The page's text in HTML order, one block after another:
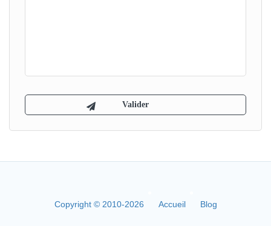
Copyright © 2010-2026 Accueil Blog